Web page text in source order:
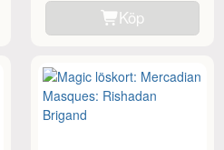
Köp